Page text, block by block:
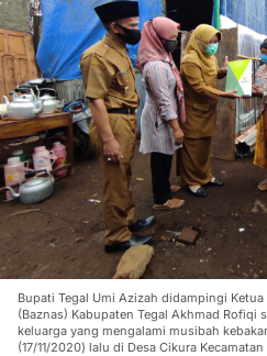
Bupati Tegal Umi Azizah didampingi
(Baznas) Kabupaten Tegal Akhmad
keluarga yang mengalami musibah
(17/11/2020) lalu di Desa Cikura